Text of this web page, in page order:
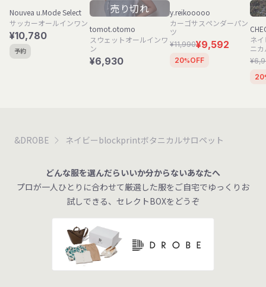
Nouvea u.Mode Select
サッカーオールインワン
¥10,780
予約
売り切れ
tomot.otomo
スウェットオールインワ
ン
¥6,930
y.reikooooo
カーゴサスペンダーパン
ツ
¥11,990¥9,592
20%OFF
ネ
ニ
20
&DROBE ネイビーblockprintボタニカルサロペット
どんな服を選んだらいいか分からないあなたへ
プロが一人ひとりに合わせて厳選した服をご自宅でゆっくりお
試しできる、セレクトBOXをどうぞ